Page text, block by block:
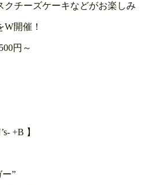
クチーズケーキなどがお楽しみ
開催！
円～
+B 】
ー”